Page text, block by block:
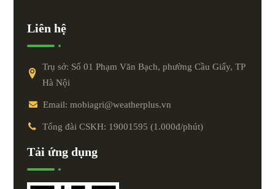
Liên hệ
Trụ sở: Số 01 Phạm Văn Bạch, phường Cầu Giấy, TP
Hà Nội
Email: mobiagri@weatherplus.vn
Tổng đài CSKH: 19001595 (1.000đ/phút)
Tải ứng dụng